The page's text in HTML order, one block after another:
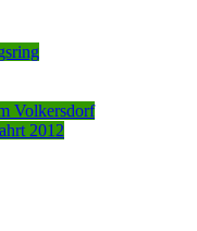
Volkersdorf
2012